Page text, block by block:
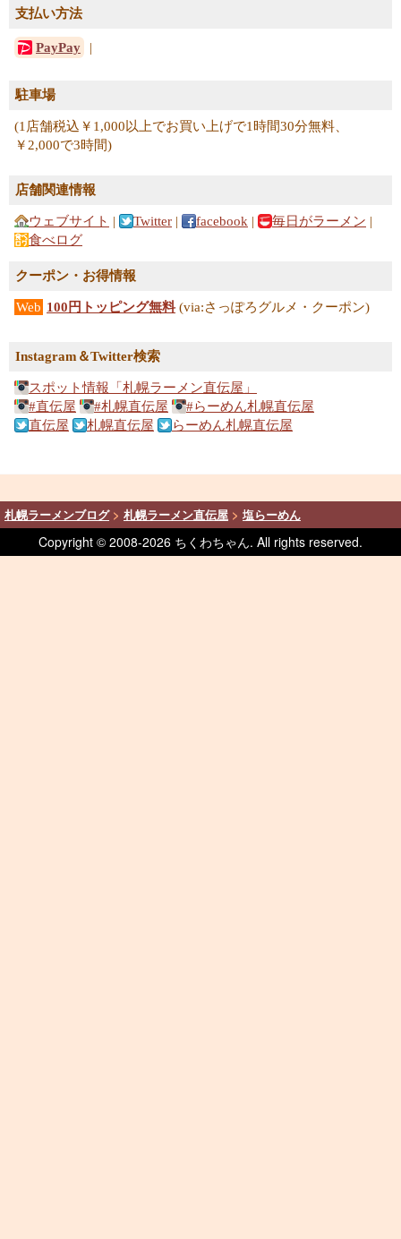
支払い方法
PayPay
駐車場
(1店舗税込￥1,000以上でお買い上げで1時間30分無料、
￥2,000で3時間)
店舗関連情報
ウェブサイト | Twitter | facebook | 毎日がラーメン |
食べログ
クーポン・お得情報
Web 100円トッピング無料 (via:さっぽろグルメ・クーポン)
Instagram＆Twitter検索
スポット情報「札幌ラーメン直伝屋」
#直伝屋
#札幌直伝屋
#らーめん札幌直伝屋
直伝屋
札幌直伝屋 らーめん札幌直伝屋
札幌ラーメンブログ> 札幌ラーメン直伝屋 > 塩らーめん
Copyright © 2008-2026 ちくわちゃん. All rights reserved.